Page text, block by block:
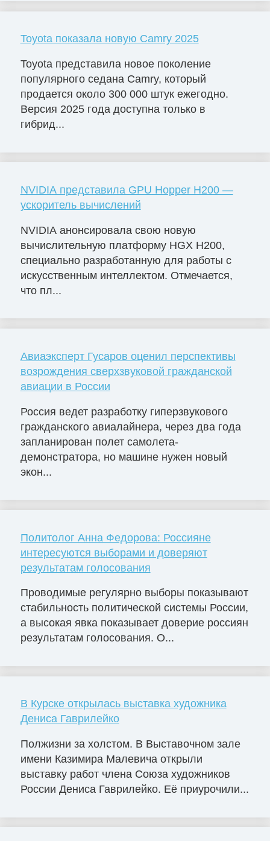
Toyota показала новую Camry 2025
Toyota представила новое поколение
популярного седана Camry, который
продается около 300 000 штук ежегодно.
Версия 2025 года доступна только в
гибрид...
NVIDIA представила GPU Hopper H200 —
ускоритель вычислений
NVIDIA анонсировала свою новую
вычислительную платформу HGX H200,
специально разработанную для работы с
искусственным интеллектом. Отмечается,
что пл...
Авиаэксперт Гусаров оценил перспективы
возрождения сверхзвуковой гражданской
авиации в России
Россия ведет разработку гиперзвукового
гражданского авиалайнера, через два года
запланирован полет самолета-
демонстратора, но машине нужен новый
экон...
Политолог Анна Федорова: Россияне
интересуются выборами и доверяют
результатам голосования
Проводимые регулярно выборы показывают
стабильность политической системы России,
а высокая явка показывает доверие россиян
результатам голосования. О...
В Курске открылась выставка художника
Дениса Гаврилейко
Полжизни за холстом. В Выставочном зале
имени Казимира Малевича открыли
выставку работ члена Союза художников
России Дениса Гаврилейко. Её приурочили...